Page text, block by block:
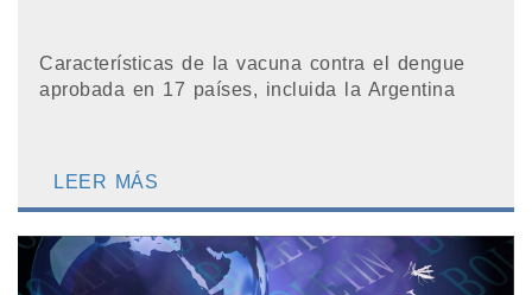
Características de la vacuna contra el dengue
aprobada en 17 países, incluida la Argentina
LEER MÁS